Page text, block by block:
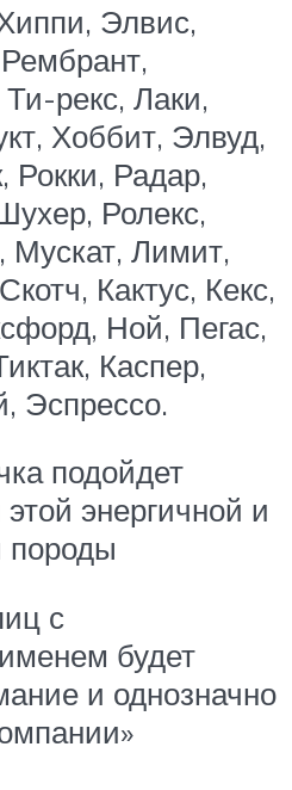
Элвис,
рекс, Лаки,
Хоббит, Элвуд,
Рокки, Радар,
Ролекс,
Мускат, Лимит,
Кактус, Кекс,
Ной, Пегас,
Каспер,
Эспрессо.
подойдет
энергичной и
породы
с
будет
и однозначно